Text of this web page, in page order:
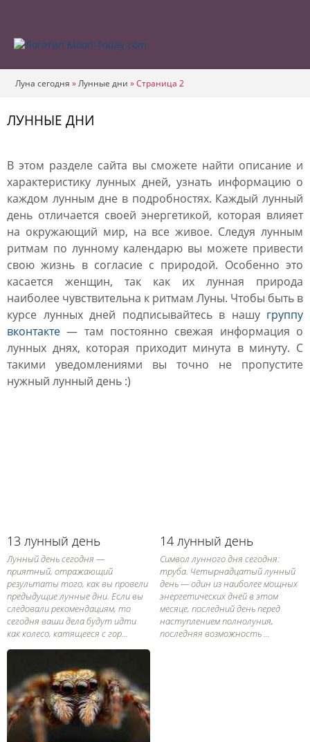
Луна сегодня »Лунные дни »Страница 2
ЛУННЫЕ ДНИ
В этом разделе сайта вы сможете найти описание и
характеристику лунных дней, узнать информацию о
каждом лунным дне в подробностях. Каждый лунный
день отличается своей энергетикой, которая влияет
на окружающий мир, на все живое. Следуя лунным
ритмам по лунному календарю вы можете привести
свою жизнь в согласие с природой. Особенно это
касается женщин, так как их лунная природа
наиболее чувствительна к ритмам Луны. Чтобы быть в
курсе лунных дней подписывайтесь в нашу группу
вконтакте — там постоянно свежая информация о
лунных днях, которая приходит минута в минуту. С
такими уведомлениями вы точно не пропустите
нужный лунный день :)
13 лунный день
Лунный день сегодня —
приятный, отражающий
результаты того, как вы провели
предыдущие лунные дни. Если вы
следовали рекомендациям, то
сегодня ваши дела будут идти
как колесо, катящееся с гор...
14 лунный день
Символ лунного дня сегодня:
труба. Четырнадцатый лунный
день — один из наиболее мощных
энергетических дней в этом
месяце, последний день перед
наступлением полнолуния,
последняя возможность ...